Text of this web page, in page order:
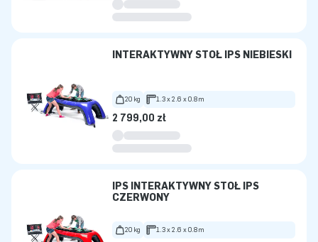
INTERAKTYWNY STÓŁ IPS NIEBIESKI
20 kg 1.3 x 2.6 x 0.8m
2 799,00 zł
IPS INTERAKTYWNY STÓŁ IPS
CZERWONY
20 kg 1.3 x 2.6 x 0.8m